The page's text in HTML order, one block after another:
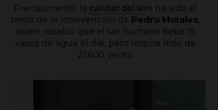
Precisamente, la calidad del aire ha sido el
tema de la intervención de Pedro Morales,
quien recalcó que el ser humano bebe 15
vasos de agua al día, pero respira más de
21.600 veces.